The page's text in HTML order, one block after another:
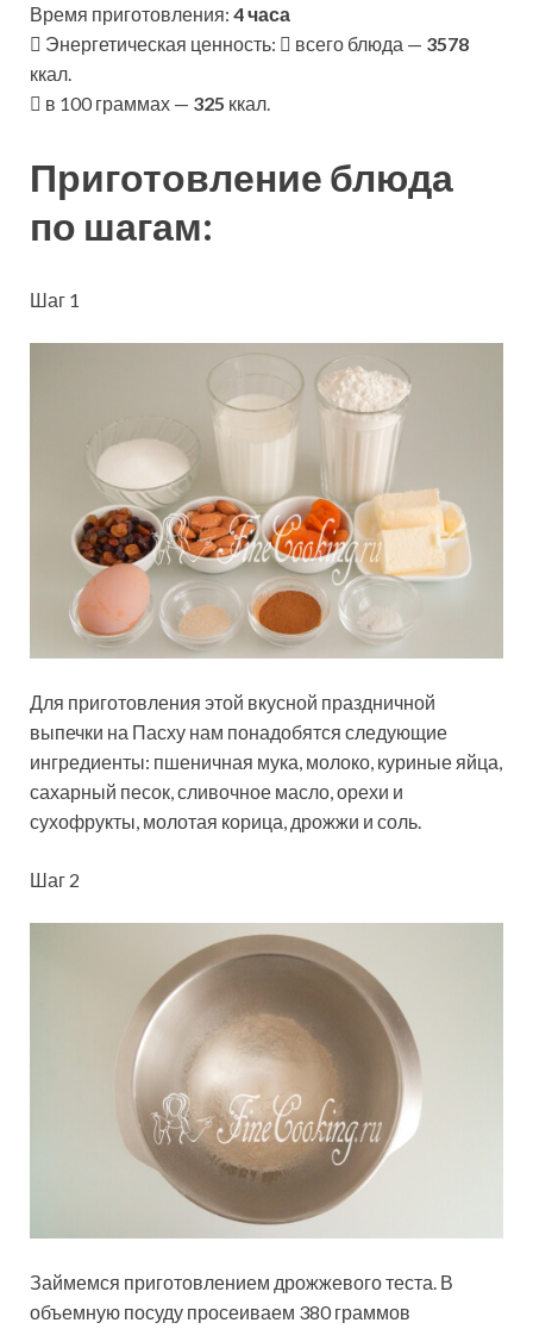
Время приготовления: 4 часа
Энергетическая ценность:
всего блюда — 3578
ккал.
в 100 граммах — 325 ккал.
Приготовление блюда
по шагам:
Шаг 1
Для приготовления этой вкусной праздничной
выпечки на Пасху нам понадобятся следующие
ингредиенты: пшеничная мука, молоко, куриные яйца,
сахарный песок, сливочное масло, орехи и
сухофрукты, молотая корица, дрожжи и соль.
Шаг 2
Займемся приготовлением дрожжевого теста. В
объемную посуду просеиваем 380 граммов